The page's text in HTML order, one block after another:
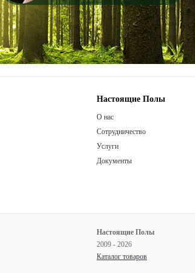
Настоящие Полы
О нас
Сотрудничество
Услуги
Документы
Настоящие Полы
2009 - 2026
Каталог товаров